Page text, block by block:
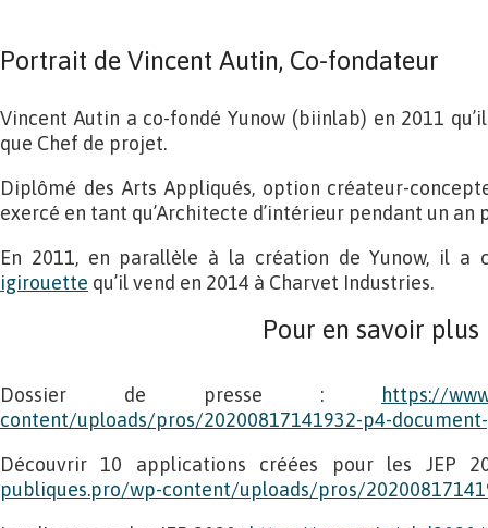
Portrait de Vincent Autin, Co-fondateur
Vincent Autin a co-fondé Yunow (biinlab) en 2011
que Chef de projet.
Diplômé des Arts Appliqués, option créateur-
exercé en tant qu’Architecte d’intérieur pendant un an
En 2011, en parallèle à la création de Yunow, il a
igirouette qu’il vend en 2014 à Charvet Industries.
Pour en savoir plus
Dossier de presse :
https://
content/uploads/pros/20200817141932-p4-
Découvrir 10 applications créées pour les JEP
publiques.pro/wp-content/uploads/pros/